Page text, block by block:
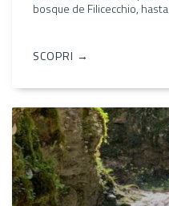
bosque de Filicecchio,
SCOPRI →